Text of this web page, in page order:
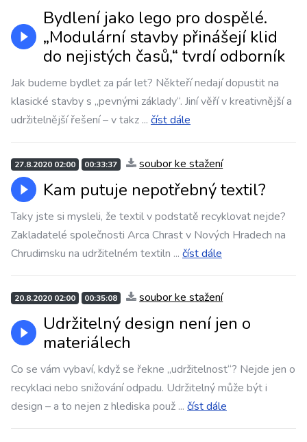
Bydlení jako lego pro dospělé.
„Modulární stavby přinášejí klid
do nejistých časů,“ tvrdí odborník
Jak budeme bydlet za pár let? Někteří nedají dopustit na
klasické stavby s „pevnými základy“. Jiní věří v kreativnější a
udržitelnější řešení – v takz ... číst dále
27.8.2020 02:00 00:33:37 soubor ke stažení
Kam putuje nepotřebný textil?
Taky jste si mysleli, že textil v podstatě recyklovat nejde?
Zakladatelé společnosti Arca Chrast v Nových Hradech na
Chrudimsku na udržitelném textiln ... číst dále
20.8.2020 02:00 00:35:08 soubor ke stažení
Udržitelný design není jen o
materiálech
Co se vám vybaví, když se řekne „udržitelnost“? Nejde jen o
recyklaci nebo snižování odpadu. Udržitelný může být i
design – a to nejen z hlediska použ ... číst dále